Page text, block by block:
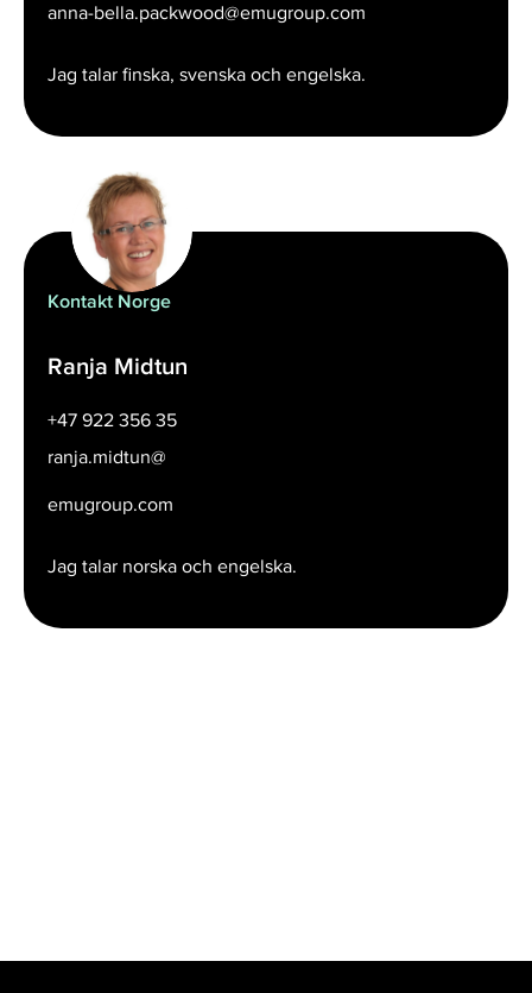
anna-bella.packwood@emugroup.com
Jag talar finska, svenska och engelska.
Kontakt Norge
Ranja Midtun
+47 922 356 35
ranja.midtun@
emugroup.com
Jag talar norska och engelska.